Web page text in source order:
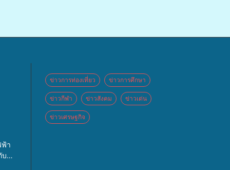
.”
าย
ฟ้า
บ
ข่าวการท่องเที่ยว ข่าวการศึกษา
ข่าวกีฬา ข่าวสังคม ข่าวเด่น
ข่าวเศรษฐกิจ